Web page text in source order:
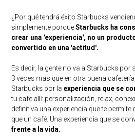
¿Por qué tendrá éxito Starbucks
simplemente porqueStarbucks ha
crear una 'experiencia', no un
convertido en una 'actitud'.
Es decir, la gente no va a Starbucks por
3 veces más que en otra buena
Starbucks por la experiencia que se
tu café allí: personalización, relax,
definitiva una experiencia que te
que un café. Una experiencia que se
frente a la vida.